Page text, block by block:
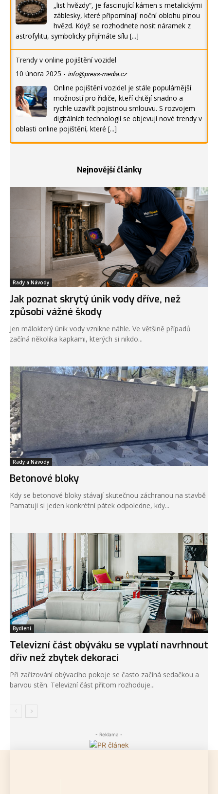
„list hvězdy“, je fascinující kámen s metalickými
záblesky, které připomínají noční oblohu plnou
hvězd. Když se rozhodnete nosit náramek z
astrofylitu, symbolicky přijímáte sílu [...]
Trendy v online pojištění vozidel
10 února 2025 - info@press-media.cz
Online pojištění vozidel je stále populárnější
možností pro řidiče, kteří chtějí snadno a
rychle uzavřít pojistnou smlouvu. S rozvojem
digitálních technologií se objevují nové trendy v
oblasti online pojištění, které [...]
Nejnovější články
Rady a Návody
Jak poznat skrytý únik vody dříve, než
způsobí vážné škody
Jen málokterý únik vody vznikne náhle. Ve většině případů
začíná několika kapkami, kterých si nikdo...
Rady a Návody
Betonové bloky
Kdy se betonové bloky stávají skutečnou záchranou na stavbě
Pamatuji si jeden konkrétní pátek odpoledne, kdy...
Bydlení
Televizní část obýváku se vyplatí navrhnout
dřív než zbytek dekorací
Při zařizování obývacího pokoje se často začíná sedačkou a
barvou stěn. Televizní část přitom rozhoduje...
- Reklama -